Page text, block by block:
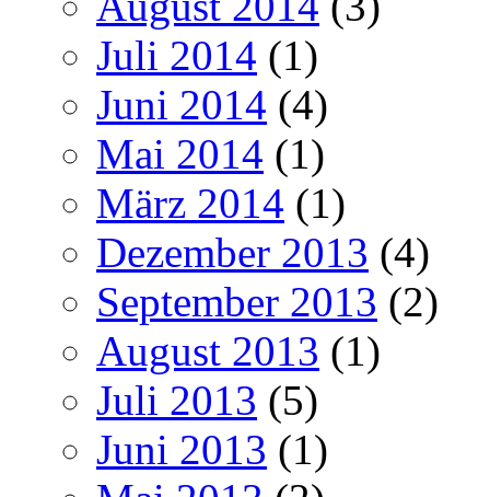
Juli 2014 (1)
Juni 2014 (4)
Mai 2014 (1)
März 2014 (1)
Dezember 2013 (4)
September 2013 (2)
August 2013 (1)
Juli 2013 (5)
Juni 2013 (1)